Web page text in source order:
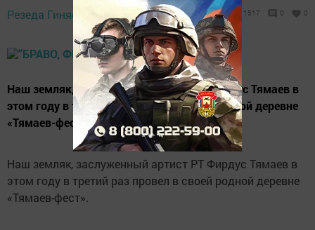
Резеда Гиняева, 24 июля 2019 - 16:23 1517 0 0
Наш земляк, заслуженный артист РТ Фирдус Тямаев в
этом году в третий раз провел в своей родной деревне
«Тямаев-фест».
Наш земляк, заслуженный артист РТ Фирдус Тямаев в
этом году в третий раз провел в своей родной деревне
«Тямаев-фест».